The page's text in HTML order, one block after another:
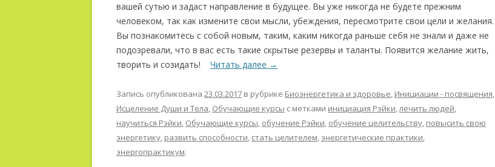
вашей сутью и задаст направление в будущее. Вы уже никогда не будете прежним
человеком, так как измените свои мысли, убеждения, пересмотрите свои цели и желания.
Вы познакомитесь с собой новым, таким, каким никогда раньше себя не знали и даже не
подозревали, что в вас есть такие скрытые резервы и таланты. Появится желание жить,
творить и созидать! Читать далее →
Запись опубликована 23.03.2017 в рубрике Биоэнергетика и здоровье, Инициации - посвящения,
Исцеление Души и Тела, Обучающие курсы с метками инициация Рэйки,лечить людей,
научиться Рэйки, Обучающие курсы, обучение Рэйки, обучение целительству, повысить свою
энергетику, развить способности, стать целителем, энергетические практики,
энергопрактикум.